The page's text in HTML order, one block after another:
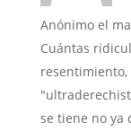
Anónimo el
Cuántas
resentimiento,
se tiene no ya